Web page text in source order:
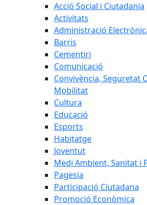
Acció Social i Ciutadania
Activitats
Administració
Barris
Cementiri
Comunicació
Convivència, Seguretat
Mobilitat
Cultura
Educació
Esports
Habitatge
Joventut
Medi Ambient, Sanitat i
Pagesia
Participació Ciutadana
Promoció Econòmica